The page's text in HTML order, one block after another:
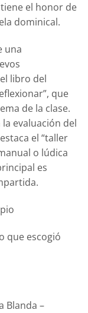
el honor de
dominical.
una
libro del
que
de la clase.
la evaluación del
el “taller
o lúdica
es
que escogió
Blanda –